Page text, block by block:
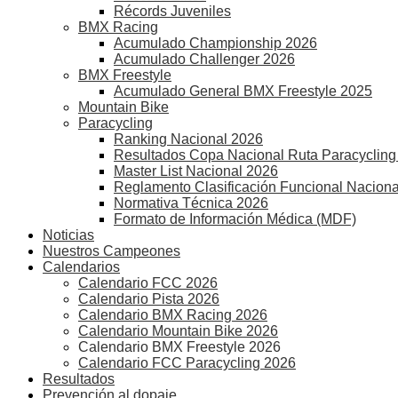
Récords Juveniles
BMX Racing
Acumulado Championship 2026
Acumulado Challenger 2026
BMX Freestyle
Acumulado General BMX Freestyle 2025
Mountain Bike
Paracycling
Ranking Nacional 2026
Resultados Copa Nacional Ruta
Master List Nacional 2026
Reglamento Clasificación Funcional Nacional
Normativa Técnica 2026
Formato de Información Médica (MDF)
Noticias
Nuestros Campeones
Calendarios
Calendario FCC 2026
Calendario Pista 2026
Calendario BMX Racing 2026
Calendario Mountain Bike 2026
Calendario BMX Freestyle 2026
Calendario FCC Paracycling 2026
Resultados
Prevención al dopaje